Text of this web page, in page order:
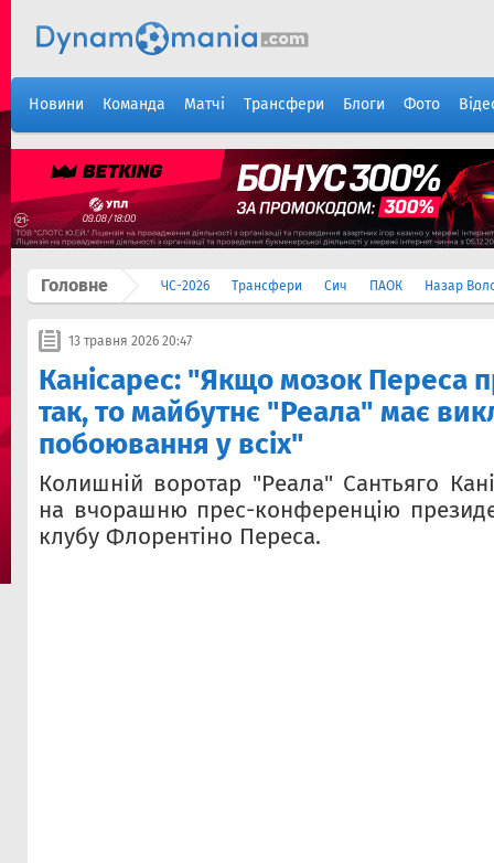
Новини Команда Матчі Трансфери Блоги Фото
Головне ЧС-2026 Трансфери Сич ПАОК Назар
13 травня 2026 20:47
Канісарес: ​​"Якщо мозок Переса
так, то майбутнє "Реала" має
побоювання у всіх"
Колишній воротар "Реала" Сантьяго
на вчорашню прес-конференцію
клубу Флорентіно Переса.